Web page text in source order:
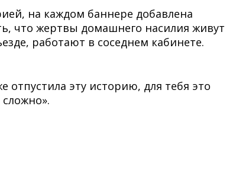
на каждом баннере добавлена
что жертвы домашнего насилия живут
работают в соседнем кабинете.
отпустила эту историю, для тебя это